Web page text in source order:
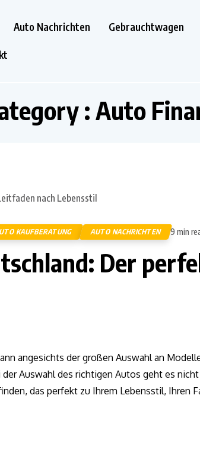
Auto Nachrichten Gebrauchtwagen
: Auto
KAUFBERATUNG AUTO NACHRICHTEN 9 min
Der
angesichts der großen Auswahl an
Auswahl des richtigen Autos geht es
das perfekt zu Ihrem Lebensstil, Ihren